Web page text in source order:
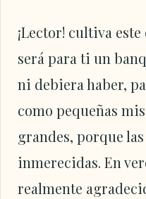
¡Lector! cultiva
será para ti un
ni debiera haber,
como pequeñas
grandes, porque
inmerecidas. En
realmente